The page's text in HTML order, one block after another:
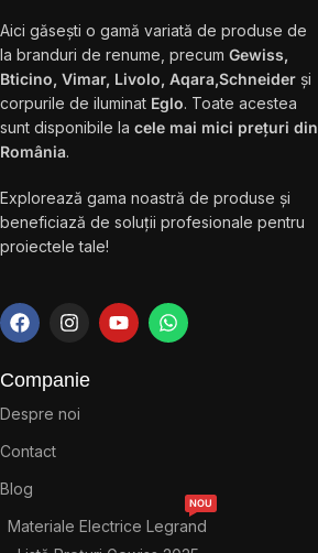
Aici găsești o gamă variată de produse de
la branduri de renume, precum Gewiss,
Bticino, Vimar, Livolo, Aqara,Schneider și
corpurile de iluminat Eglo. Toate acestea
sunt disponibile la cele mai mici prețuri din
România.
Explorează gama noastră de produse și
beneficiază de soluții profesionale pentru
proiectele tale!
Companie
Despre noi
Contact
Blog
Materiale Electrice Legrand
NOU